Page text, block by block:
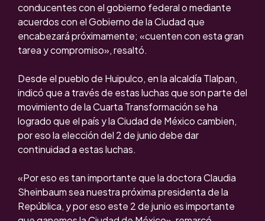
conducentes con el gobierno federal o mediante
acuerdos con el Gobierno de la Ciudad que
encabezará próximamente; «cuenten con esta gran
tarea y compromiso», resaltó.
Desde el pueblo de Huipulco, en la alcaldía Tlalpan,
indicó que a través de estas luchas que son parte del
movimiento de la Cuarta Transformación se ha
logrado que el país y la Ciudad de México cambien,
por eso la elección del 2 de junio debe dar
continuidad a estas luchas.
«Por eso es tan importante que la doctora Claudia
Sheinbaum sea nuestra próxima presidenta de la
República, y por eso este 2 de junio es importante